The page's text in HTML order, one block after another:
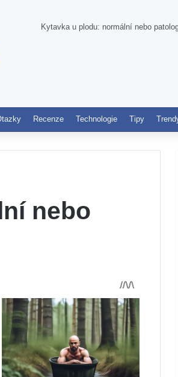
Kytavka u plodu: normální nebo
Recenze Technologie Tipy
nebo